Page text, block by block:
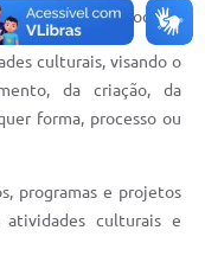
regionais e locais;
culturais, visando o
da criação, da
forma, processo ou
programas e projetos
culturais e